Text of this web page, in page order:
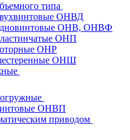
типа
ОНВД
ОНВ, ОНВФ
ОНП
ОНР
ОНШ
ОНВП
приводом